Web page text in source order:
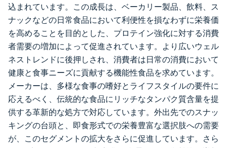
込まれています。この成長は、ベーカリー製品、飲料、ス
ナックなどの日常食品において利便性を損なわずに栄養価
を高めることを目的とした、プロテイン強化に対する消費
者需要の増加によって促進されています。より広いウェル
ネストレンドに後押しされ、消費者は日常の消費において
健康と食事ニーズに貢献する機能性食品を求めています。
メーカーは、多様な食事の嗜好とライフスタイルの要件に
応えるべく、伝統的な食品にリッチなタンパク質含量を提
供する革新的な処方で対応しています。外出先でのスナッ
キングの台頭と、即食形式での栄養豊富な選択肢への需要
が、このセグメントの拡大をさらに促進しています。さら